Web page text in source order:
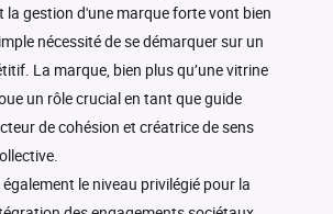
gestion d'une marque forte vont bien
nécessité de se démarquer sur un
La marque, bien plus qu’une vitrine
un rôle crucial en tant que guide
de cohésion et créatrice de sens
le niveau privilégié pour la